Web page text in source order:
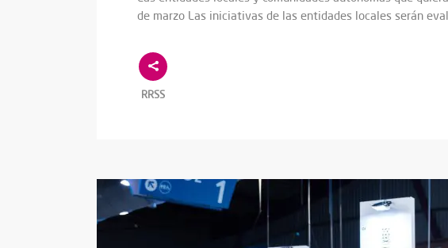
de marzo Las iniciativas de las entidades locales serán
RRSS